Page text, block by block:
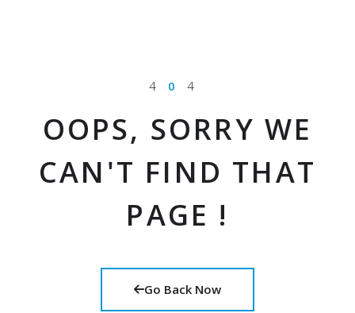
4 0 4
OOPS, SORRY WE
CAN'T FIND THAT
PAGE !
Go Back Now